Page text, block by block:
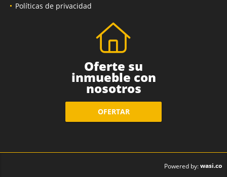
Políticas de privacidad
Oferte su
inmueble con
nosotros
OFERTAR
Powered by:wasi.co